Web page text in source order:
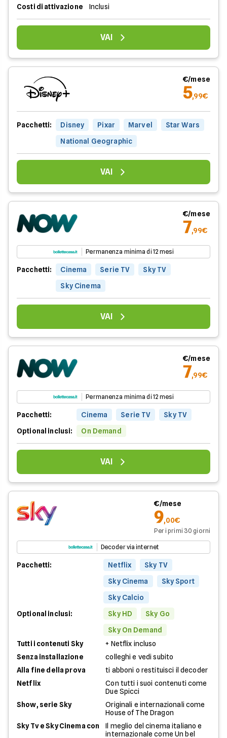
Costi di attivazione
Inclusi
VAI
€/mese
5,99€
Pacchetti: Disney Pixar Marvel
Star Wars
National Geographic
VAI
€/mese
7,99€
Permanenza minima di 12 mesi
Pacchetti: Cinema Serie TV
Sky TV
Sky Cinema
VAI
€/mese
7,99€
Permanenza minima di 12 mesi
Pacchetti: Cinema Serie TV
Sky TV
Optional inclusi:
On Demand
VAI
€/mese
9,00€
Per i primi 30 giorni
Decoder via internet
Pacchetti: Netflix
Sky TV
Sky Cinema
Sky Sport
Sky Calcio
Optional inclusi:
Sky HD
Sky Go
Sky On Demand
Tutti i contenuti Sky
+ Netflix incluso
Senza installazione
colleghi e vedi subito
Alla fine della prova
ti abboni o restituisci il decoder
Netflix
Con tutti i suoi contenuti come
Due Spicci
Show, serie Sky
Originali e internazionali come
House of The Dragon
Sky Tv e Sky Cinema con
Il meglio del cinema italiano e
internazionale come Un bel